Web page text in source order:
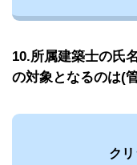
10.所属建築士の氏
の対象となるのは(
ク